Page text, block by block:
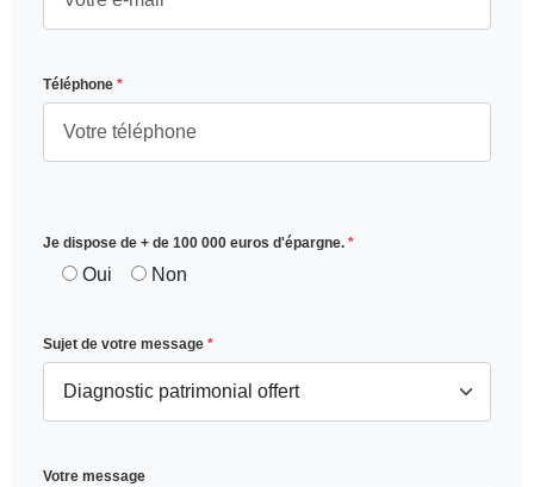
Téléphone *
Je dispose de + de 100 000 euros d'épargne. *
Oui Non
Sujet de votre message *
Votre message